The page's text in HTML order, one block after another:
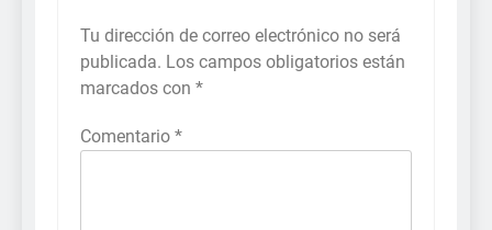
Tu dirección de correo electrónico no será
publicada. Los campos obligatorios están
marcados con *
Comentario *